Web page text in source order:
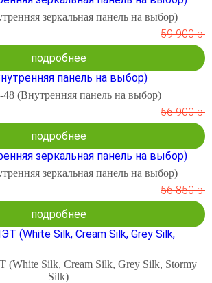
зеркальная панель на выбор)
59 900 р.
подробнее
(Внутренняя панель на выбор)
56 900 р.
подробнее
зеркальная панель на выбор)
56 850 р.
подробнее
(White Silk, Cream Silk, Grey Silk, Stormy
Silk)